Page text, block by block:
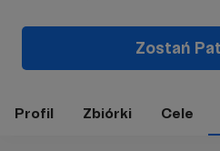
Zostań
Profil Zbiórki Cele